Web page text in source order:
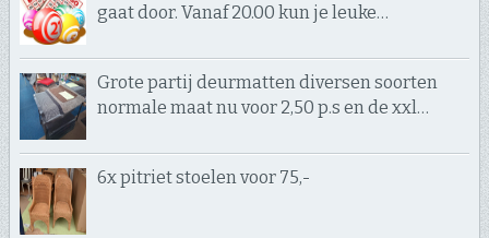
gaat door. Vanaf 20.00 kun je leuke…
Grote partij deurmatten diversen soorten
normale maat nu voor 2,50 p.s en de xxl…
6x pitriet stoelen voor 75,-